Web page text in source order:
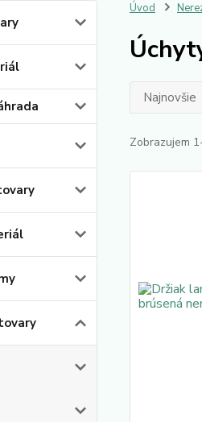
Úvod
Najnovšie
Zobrazujem